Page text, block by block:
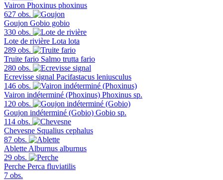
Vairon Phoxinus phoxinus
627 obs.
Goujon Gobio gobio
330 obs.
Lote de rivière Lota lota
289 obs.
Truite fario Salmo trutta fario
280 obs.
Ecrevisse signal Pacifastacus leniusculus
146 obs.
Vairon indéterminé (Phoxinus) Phoxinus sp.
120 obs.
Goujon indéterminé (Gobio) Gobio sp.
114 obs.
Chevesne Squalius cephalus
87 obs.
Ablette Alburnus alburnus
29 obs.
Perche Perca fluviatilis
7 obs.